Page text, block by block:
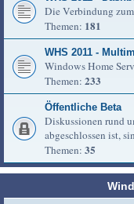
Die Verbindung
Themen: 181
WHS 2011 -
Windows Home
Themen: 233
Öffentliche Beta
Diskussionen rund
abgeschlossen ist,
Themen: 35